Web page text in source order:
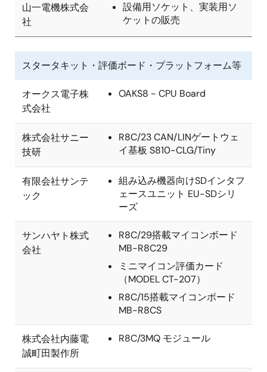
山一電機株式会
社
設備用ソケット、実装用ソ
ケットの販売
スタータキット・評価ボード・プラットフォーム等
オークス電子株
式会社
OAKS8 - CPU Board
株式会社サニー
技研
R8C/23 CAN/LINゲートウェ
イ基板 S810-CLG/Tiny
有限会社サンテ
ック
組み込み機器向けSDインタフ
ェースユニット EU-SDシリ
ーズ
サンハヤト株式
会社
R8C/29搭載マイコンボード
MB-R8C29
ミニマイコン評価カード
（MODEL CT-207）
R8C/15搭載マイコンボード
MB-R8CS
株式会社内藤電
誠町田製作所
R8C/3MQ モジュール